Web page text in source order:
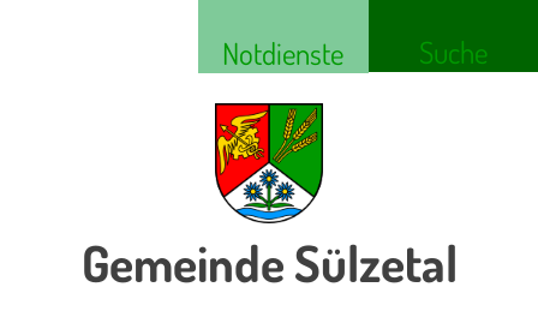
Notdienste Suche
Gemeinde Sülzetal